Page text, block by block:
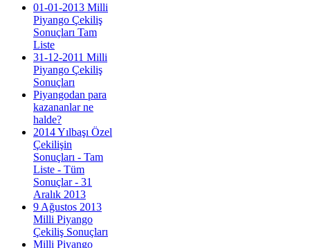
01-01-2013 Milli
Piyango Çekiliş
Sonuçları Tam
Liste
31-12-2011 Milli
Piyango Çekiliş
Sonuçları
Piyangodan para
kazananlar ne
halde?
2014 Yılbaşı Özel
Çekilişin
Sonuçları - Tam
Liste - Tüm
Sonuçlar - 31
Aralık 2013
9 Ağustos 2013
Milli Piyango
Çekiliş Sonuçları
Milli Piyango